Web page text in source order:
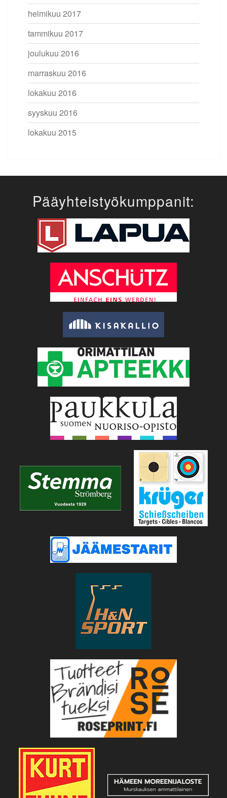
helmikuu 2017
tammikuu 2017
joulukuu 2016
marraskuu 2016
lokakuu 2016
syyskuu 2016
lokakuu 2015
Pääyhteistyökumppanit: